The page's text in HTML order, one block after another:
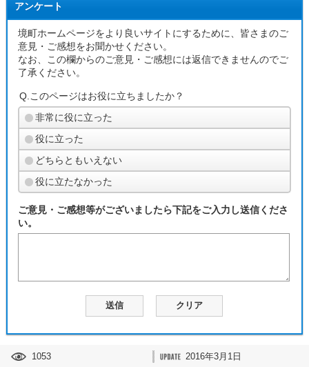
アンケート
境町ホームページをより良いサイトにするために、皆さまのご
意見・ご感想をお聞かせください。
なお、この欄からのご意見・ご感想には返信できませんのでご
了承ください。
Q.このページはお役に立ちましたか？
非常に役に立った
役に立った
どちらともいえない
役に立たなかった
ご意見・ご感想等がございましたら下記をご入力し送信くださ
い。
1053 2016年3月1日